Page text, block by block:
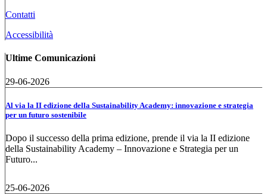
Contatti
Accessibilità
Ultime Comunicazioni
29-06-2026
Al via la II edizione della Sustainability Academy: innovazione e strategia
per un futuro sostenibile
Dopo il successo della prima edizione, prende il via la II edizione
della Sustainability Academy – Innovazione e Strategia per un
Futuro...
25-06-2026